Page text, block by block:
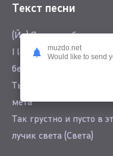
Текст песни
(Йе) Я ради тебя хоть
I love you, I love you, I
бесконечно
Ты реально тот самый
мета
Так грустно и пусто в
лучик света (Света)
muzdo.net
Would like to send